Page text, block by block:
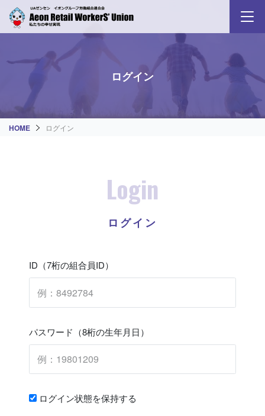
ログイン
HOME ログイン
Login
ログイン
ID（7桁の組合員ID）
パスワード（8桁の生年月日）
ログイン状態を保持する